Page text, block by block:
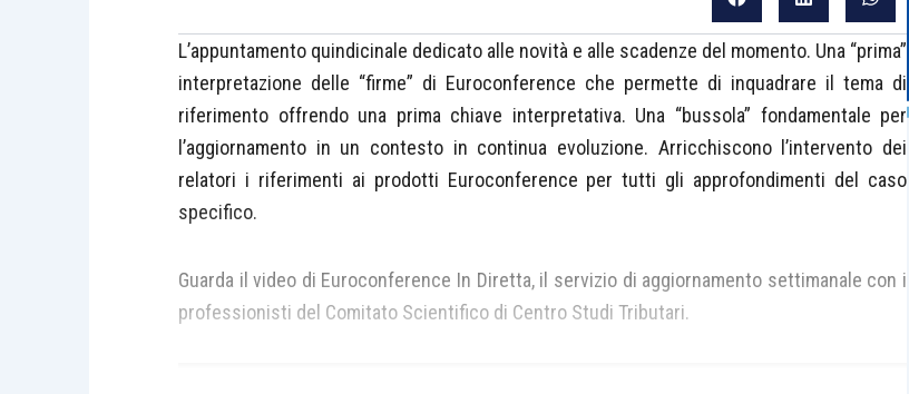
L’appuntamento quindicinale dedicato alle novità e alle scadenze del momento. Una “prima”
interpretazione delle “firme” di Euroconference che permette di inquadrare il tema di
riferimento offrendo una prima chiave interpretativa. Una “bussola” fondamentale per
l’aggiornamento in un contesto in continua evoluzione. Arricchiscono l’intervento dei
relatori i riferimenti ai prodotti Euroconference per tutti gli approfondimenti del caso
specifico.
Guarda il video di Euroconference In Diretta, il servizio di aggiornamento settimanale con i
professionisti del Comitato Scientifico di Centro Studi Tributari.